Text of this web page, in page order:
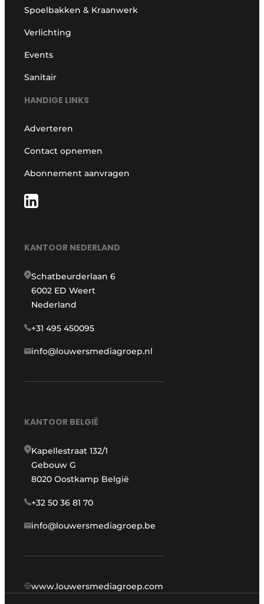
Spoelbakken & Kraanwerk
Verlichting
Events
Sanitair
HANDIGE LINKS
Adverteren
Contact opnemen
Abonnement aanvragen
KANTOOR NEDERLAND
Schatbeurderlaan 6
6002 ED Weert
Nederland
+31 495 450095
info@louwersmediagroep.nl
KANTOOR BELGIË
Kapellestraat 132/1
Gebouw G
8020 Oostkamp België
+32 50 36 81 70
info@louwersmediagroep.be
www.louwersmediagroep.com